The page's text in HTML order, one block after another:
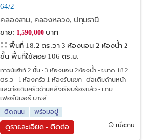
64/2
คลองสาม, คลองหลวง, ปทุมธานี
ขาย: 1,590,000บาท
พื้นที่ 18.2 ตร.วา 3 ห้องนอน 2 ห้องน้ำ 2
ชั้น พื้นที่ใช้สอย 106 ตร.ม.
ทาวน์เฮ้าท์ 2 ชั้น - 3 ห้องนอน 2ห้องน้ำ - ขนาด 18.2
ตร.ว - 1 ห้องครัว 1 ห้องรับแขก - ต่อเติมด้านหน้า
และต่อเติมครัวด้านหลังเรียบร้อยแล้ว - แถม
เฟอร์นิเจอร์ บางส่...
ติดถนน
พร้อมอยู่
ดูรายละเอียด - ติดต่อ เมื่อวาน